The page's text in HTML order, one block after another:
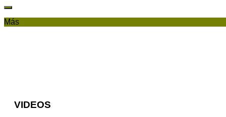
Más
VIDEOS